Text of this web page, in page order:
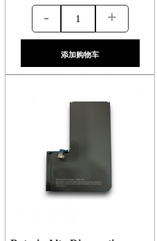
- +
添加购物车